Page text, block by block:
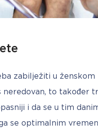
zabilježiti u ženskom
to također
i da se u tim
se optimalnim